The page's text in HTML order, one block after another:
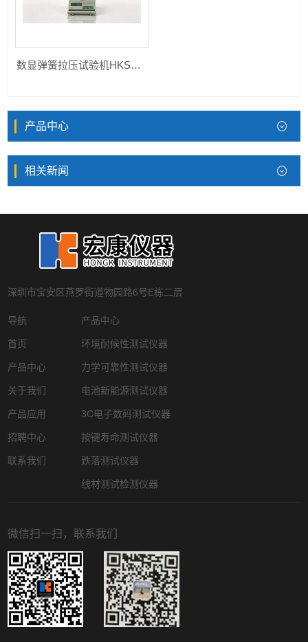
数显弹簧拉压试验机HKSD系列
产品中心
相关新闻
深圳市宝安区燕罗街道物园路6号E栋二层
导航
首页
产品中心
关于我们
产品应用
招聘中心
联系我们
产品中心
环境耐候性测试仪器
力学可靠性测试仪器
电池新能源测试仪器
3C电子数码测试仪器
按键寿命测试仪器
跌落测试仪器
线材测试检测仪器
微信扫一扫，联系我们